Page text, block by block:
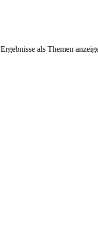
Ergebnisse als Themen